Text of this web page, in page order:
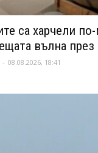
са харчели
вълна
- 08.08.2026, 18:41